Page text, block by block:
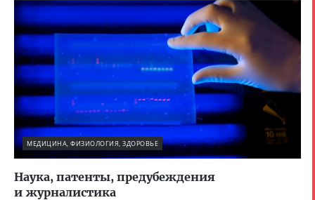
МЕДИЦИНА, ФИЗИОЛОГИЯ, ЗДОРОВЬЕ
Наука, патенты, предубеждения
и журналистика